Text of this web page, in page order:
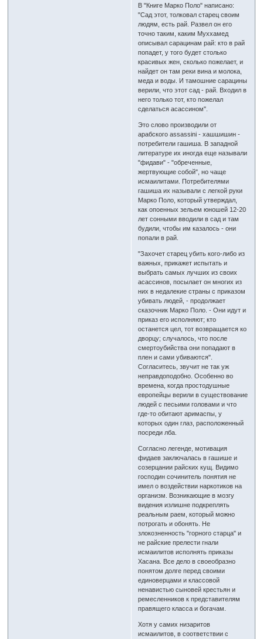
В "Книге Марко Поло" написано:
"Сад этот, толковал старец своим
людям, есть рай. Развел он его
точно таким, каким Муххамед
описывал сарацинам рай: кто в рай
попадет, у того будет столько
красивых жен, сколько пожелает, и
найдет он там реки вина и молока,
меда и воды. И тамошние сарацины
верили, что этот сад - рай. Входил в
него только тот, кто пожелал
сделаться асассином".
Это слово производили от
арабского assassini - хашшишин -
потребители гашиша. В западной
литературе их иногда еще называли
"фидави" - "обреченные,
жертвующие собой", но чаще
исмаилитами. Потребителями
гашиша их называли с легкой руки
Марко Поло, который утверждал,
как опоенных зельем юношей 12-20
лет сонными вводили в сад и там
будили, чтобы им казалось - они
попали в рай.
"Захочет старец убить кого-либо из
важных, прикажет испытать и
выбрать самых лучших из своих
асассинов, посылает он многих из
них в недалекие страны с приказом
убивать людей, - продолжает
сказочник Марко Поло. - Они идут и
приказ его исполняют; кто
останется цел, тот возвращается ко
дворцу; случалось, что после
смертоубийства они попадают в
плен и сами убиваются".
Согласитесь, звучит не так уж
неправдоподобно. Особенно во
времена, когда простодушные
европейцы верили в существование
людей с песьими головами и что
где-то обитают аримаспы, у
которых один глаз, расположенный
посреди лба.
Согласно легенде, мотивация
фидаев заключалась в гашише и
созерцании райских кущ. Видимо
господин сочинитель понятия не
имел о воздействии наркотиков на
организм. Возникающие в мозгу
видения излишне подкреплять
реальным раем, который можно
потрогать и обонять. Не
злокозненность "горного старца" и
не райские прелести гнали
исмаилитов исполнять приказы
Хасана. Все дело в своеобразно
понятом долге перед своими
единоверцами и классовой
ненавистью сыновей крестьян и
ремесленников к представителям
правящего класса и богачам.
Хотя у самих низаритов
исмаилитов, в соответствии с